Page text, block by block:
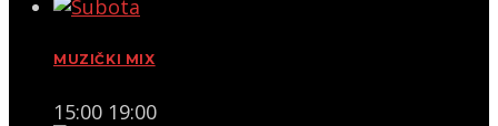
MUZIČKI MIX
15:00 19:00